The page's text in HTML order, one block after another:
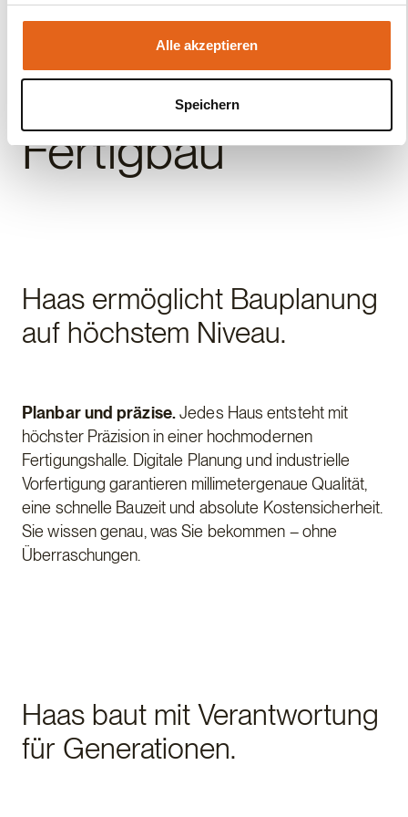
unsere Webseite weiterhin nutzen.
Alle akzeptieren
Speichern
Die Zukunft des
Wohnens liegt im
Fertigbau
Haas ermöglicht Bauplanung
auf höchstem Niveau.
Planbar und präzise.Jedes Haus entsteht mit
höchster Präzision in einer hochmodernen
Fertigungshalle. Digitale Planung und industrielle
Vorfertigung garantieren millimetergenaue Qualität,
eine schnelle Bauzeit und absolute Kostensicherheit.
Sie wissen genau, was Sie bekommen – ohne
Überraschungen.
Haas baut mit Verantwortung
für Generationen.